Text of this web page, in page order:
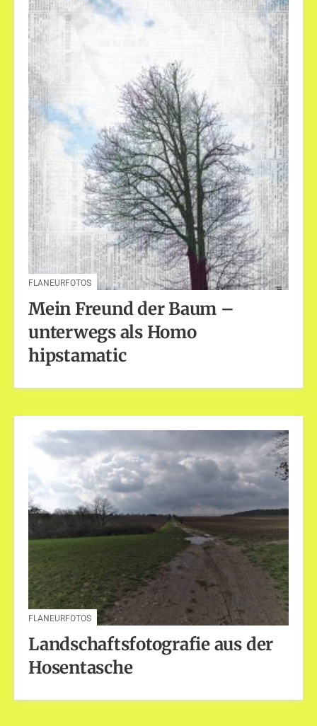
FLANEURFOTOS
Mein Freund der Baum –
unterwegs als Homo
hipstamatic
FLANEURFOTOS
Landschaftsfotografie aus der
Hosentasche